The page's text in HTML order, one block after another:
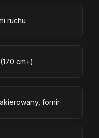
ruchu
cm+)
fornir